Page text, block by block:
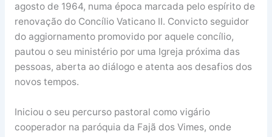
agosto de 1964, numa época marcada pelo espírito de
renovação do Concílio Vaticano II. Convicto seguidor
do aggiornamento promovido por aquele concílio,
pautou o seu ministério por uma Igreja próxima das
pessoas, aberta ao diálogo e atenta aos desafios dos
novos tempos.
Iniciou o seu percurso pastoral como vigário
cooperador na paróquia da Fajã dos Vimes, onde